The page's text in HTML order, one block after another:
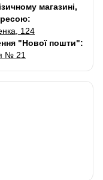
магазині,
124
"Нової пошти":
№ 21